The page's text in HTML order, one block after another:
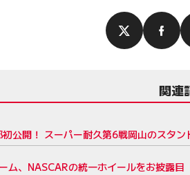
関連
公開！ スーパー耐久第6戦岡山のスタン
、NASCARの統一ホイールをお披露目